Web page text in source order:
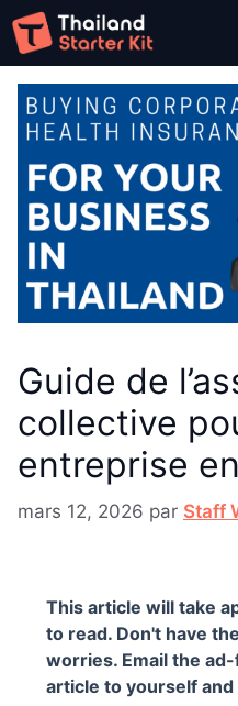
Aller
au
contenu
Guide de
collective
entreprise
mars 12, 2026 par Staff
This article will take
to read. Don't have
worries. Email the
article to yourself